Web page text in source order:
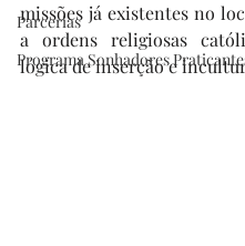
Parcerias
Programa Sonhadores
missões já existentes no
a ordens religiosas
lógica de inserção e